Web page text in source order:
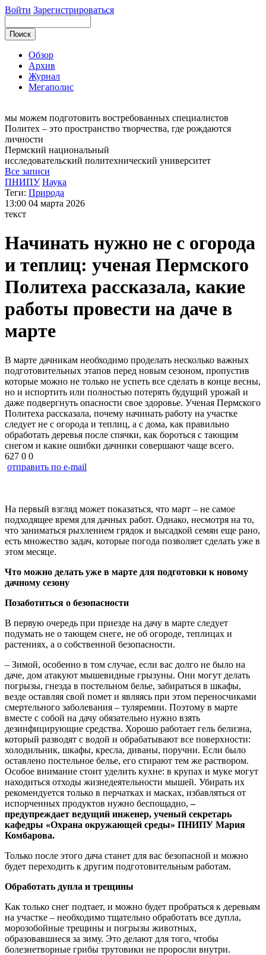
Войти Зарегистрироваться
Обзор
Архив
Журнал
Мегаполис
мы можем подготовить востребованных специалистов
Политех – это пространство творчества, где рождаются
личности
Пермский национальный
исследовательский политехнический университет
Все записи
ПНИПУ Наука
Теги: Природа
13:00 04 марта 2026
текст
Начинать нужно не с огорода
и теплиц: ученая Пермского
Политеха рассказала, какие
работы провести на даче в
марте
В марте дачникам необходимо проделать несколько важных
подготовительных этапов перед новым сезоном, пропустив
которые можно не только не успеть все сделать в конце весны,
но и испортить или полностью потерять будущий урожай и
даже подвергнуть опасности свое здоровье. Ученая Пермского
Политеха рассказала, почему начинать работу на участке
следует не с огорода и теплиц, а с дома, как правильно
обработать деревья после спячки, как бороться с тающим
снегом и какие ошибки дачники совершают чаще всего.
627 0 0
отправить по e-mail
На первый взгляд может показаться, что март – не самое
подходящее время для дачных работ. Однако, несмотря на то,
что заниматься рыхлением грядок и высадкой семян еще рано,
есть множество задач, которые погода позволяет сделать уже в
этом месяце.
Что можно делать уже в марте для подготовки к новому
дачному сезону
Позаботиться о безопасности
В первую очередь при приезде на дачу в марте следует
подумать не о тающем снеге, не об огороде, теплицах и
растениях, а о собственной безопасности.
– Зимой, особенно в том случае, если вас долго не было на
даче, дом атакуют мышевидные грызуны. Они могут делать
погрызы, гнезда в постельном белье, забираться в шкафы,
везде оставляя свой помет и являясь при этом переносчиками
смертельного заболевания – туляремии. Поэтому в марте
вместе с собой на дачу обязательно нужно взять
дезинфицирующие средства. Хорошо работает гель белизна,
который разводят с водой и обрабатывают все поверхности:
холодильник, шкафы, кресла, диваны, поручни. Если было
оставлено постельное белье, его стирают тем же раствором.
Особое внимание стоит уделить кухне: в крупах и муке могут
находиться отходы жизнедеятельности мышей. Убирать их
рекомендуется только в перчатках и масках, избавляться от
испорченных продуктов нужно беспощадно,–
предупреждает ведущий инженер, ученый секретарь
кафедры «Охрана окружающей среды» ПНИПУ Мария
Комбарова.
Только после этого дача станет для вас безопасной и можно
будет переходить к другим подготовительным работам.
Обработать дупла и трещины
Как только снег подтает, и можно будет пробраться к деревьям
на участке – необходимо тщательно обработать все дупла,
морозобойные трещины и погрызы животных,
образовавшиеся за зиму. Это делают для того, чтобы
болезнетворные грибы трутовики не проросли внутри.